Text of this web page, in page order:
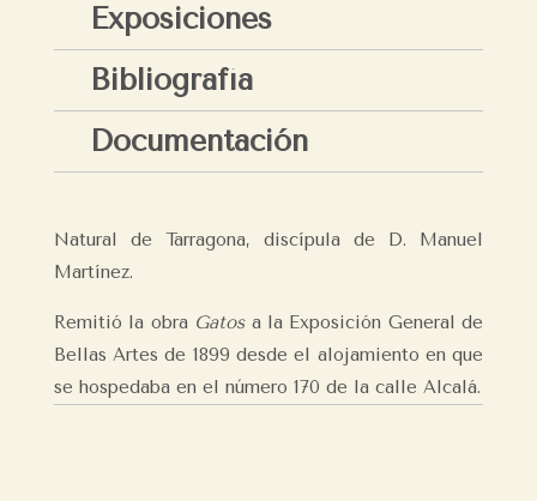
Exposiciones
Bibliografía
Documentación
Natural de Tarragona, discípula de D. Manuel
Martínez.
Remitió la obra Gatosa la Exposición General de
Bellas Artes de 1899 desde el alojamiento en que
se hospedaba en el número 170 de la calle Alcalá.